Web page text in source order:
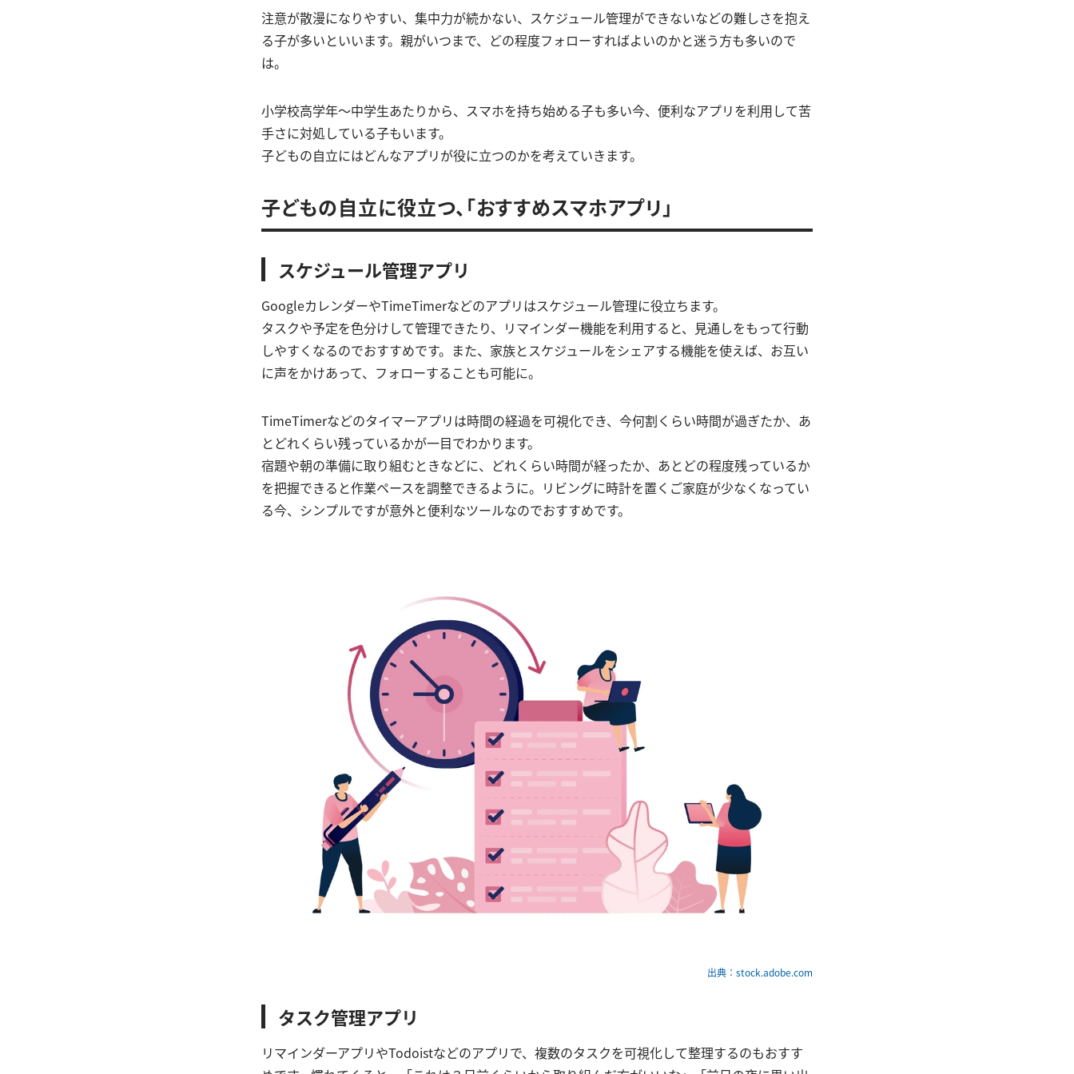
注意が散漫になりやすい、集中力が続かない、スケジュール管理ができないなどの難しさを抱え
る子が多いといいます。親がいつまで、どの程度フォローすればよいのかと迷う方も多いので
は。
小学校高学年～中学生あたりから、スマホを持ち始める子も多い今、便利なアプリを利用して苦
手さに対処している子もいます。
子どもの自立にはどんなアプリが役に立つのかを考えていきます。
子どもの自立に役立つ、「おすすめスマホアプリ」
スケジュール管理アプリ
GoogleカレンダーやTimeTimerなどのアプリはスケジュール管理に役立ちます。
タスクや予定を色分けして管理できたり、リマインダー機能を利用すると、見通しをもって行動
しやすくなるのでおすすめです。また、家族とスケジュールをシェアする機能を使えば、お互い
に声をかけあって、フォローすることも可能に。
TimeTimerなどのタイマーアプリは時間の経過を可視化でき、今何割くらい時間が過ぎたか、あ
とどれくらい残っているかが一目でわかります。
宿題や朝の準備に取り組むときなどに、どれくらい時間が経ったか、あとどの程度残っているか
を把握できると作業ペースを調整できるように。リビングに時計を置くご家庭が少なくなってい
る今、シンプルですが意外と便利なツールなのでおすすめです。
出典：stock.adobe.com
タスク管理アプリ
リマインダーアプリやTodoistなどのアプリで、複数のタスクを可視化して整理するのもおすす